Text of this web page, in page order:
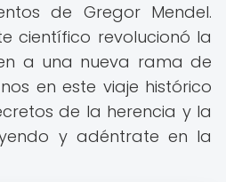
de Gregor Mendel.
científico revolucionó la
a una nueva rama de
en este viaje histórico
de la herencia y la
y adéntrate en la